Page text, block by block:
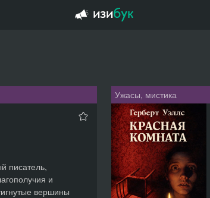
писатель,
и
вершины
Ужасы, мистика